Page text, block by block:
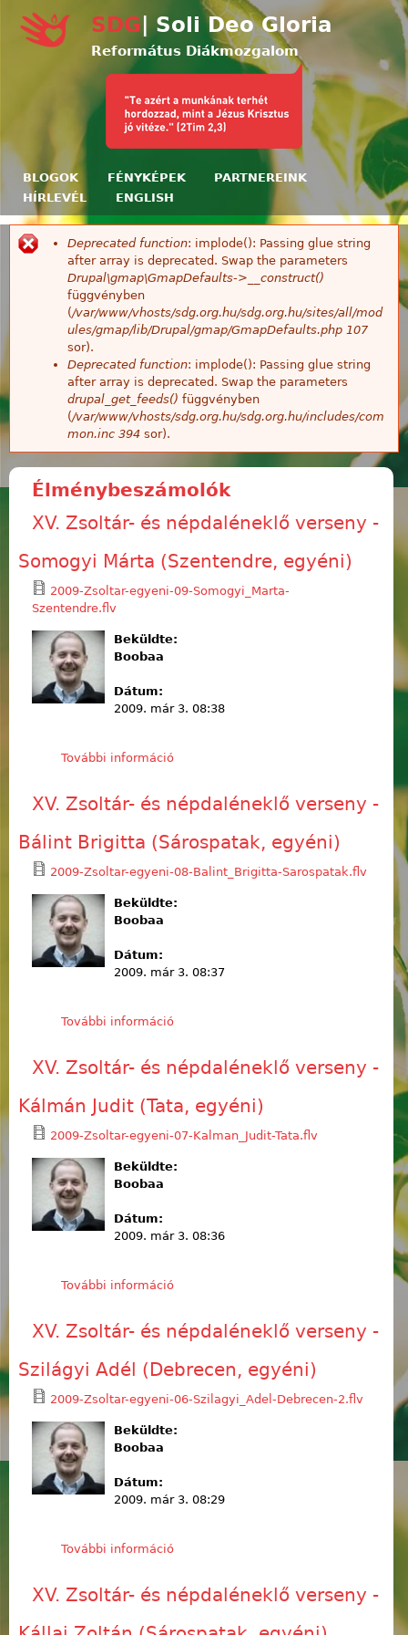
Ugrás a tartalomra
SDG | Soli Deo Gloria
Református Diákmozgalom
BLOGOK FÉNYKÉPEK
PARTNEREINK
HÍRLEVÉL
ENGLISH
Hibaüzenet
Deprecated function: implode(): Passing glue string
after array is deprecated. Swap the parameters
Drupal\gmap\GmapDefaults->__construct()
függvényben
(/var/www/vhosts/sdg.org.hu/sdg.org.hu/sites/all/mod
ules/gmap/lib/Drupal/gmap/GmapDefaults.php 107
sor).
Deprecated function: implode(): Passing glue string
after array is deprecated. Swap the parameters
drupal_get_feeds() függvényben
(/var/www/vhosts/sdg.org.hu/sdg.org.hu/includes/com
mon.inc 394 sor).
Élménybeszámolók
XV. Zsoltár- és népdaléneklő verseny -
Somogyi Márta (Szentendre, egyéni)
2009-Zsoltar-egyeni-09-Somogyi_Marta-
Szentendre.flv
Beküldte:
Boobaa
Dátum:
2009. már 3. 08:38
További információXV. Zsoltár- és népdaléneklő verseny
XV. Zsoltár- és népdaléneklő verseny -
Bálint Brigitta (Sárospatak, egyéni)
2009-Zsoltar-egyeni-08-Balint_Brigitta-Sarospatak.flv
Beküldte:
Boobaa
Dátum:
2009. már 3. 08:37
További információXV. Zsoltár- és népdaléneklő verseny
XV. Zsoltár- és népdaléneklő verseny -
Kálmán Judit (Tata, egyéni)
2009-Zsoltar-egyeni-07-Kalman_Judit-Tata.flv
Beküldte:
Boobaa
Dátum:
2009. már 3. 08:36
További információXV. Zsoltár- és népdaléneklő verseny
XV. Zsoltár- és népdaléneklő verseny -
Szilágyi Adél (Debrecen, egyéni)
2009-Zsoltar-egyeni-06-Szilagyi_Adel-Debrecen-2.flv
Beküldte:
Boobaa
Dátum:
2009. már 3. 08:29
További információXV. Zsoltár- és népdaléneklő verseny
XV. Zsoltár- és népdaléneklő verseny -